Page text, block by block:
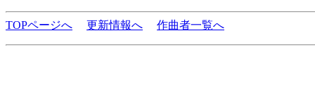
TOPページへ 更新情報へ 作曲者一覧へ